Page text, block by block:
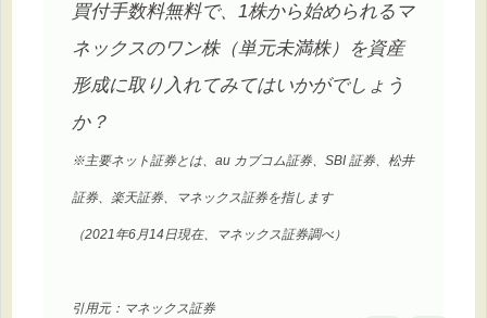
買付手数料無料で、1株から始められるマ
ネックスのワン株（単元未満株）を資産
形成に取り入れてみてはいかがでしょう
か？
※主要ネット証券とは、au カブコム証券、SBI 証券、松井
証券、楽天証券、マネックス証券を指します
（2021年6月14日現在、マネックス証券調べ）
引用元：マネックス証券